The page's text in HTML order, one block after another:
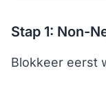
Stap 1: Non-
Blokkeer eerst